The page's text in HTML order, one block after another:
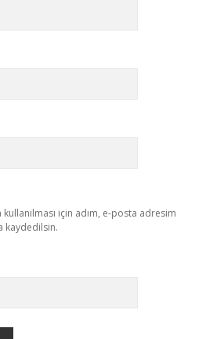
için adım, e-posta adresim
kaydedilsin.